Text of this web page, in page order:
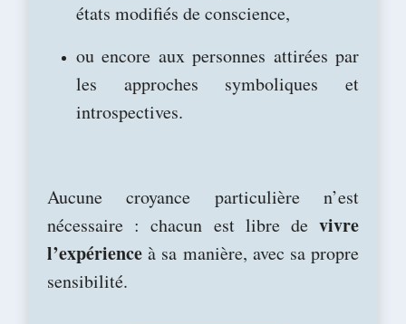
états modifiés de conscience,
ou encore aux personnes attirées par
les approches symboliques et
introspectives.
Aucune croyance particulière n’est
nécessaire : chacun est libre de vivre
l’expérience à sa manière, avec sa propre
sensibilité.